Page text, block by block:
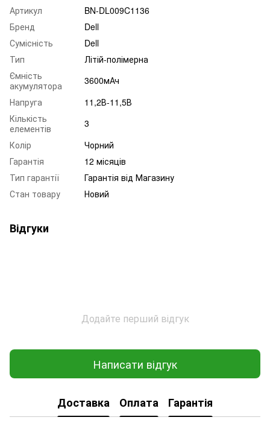
Артикул
BN-DL009C1136
Бренд
Dell
Сумісність
Dell
Тип
Літій-полімерна
Ємність
акумулятора
3600мАч
Напруга
11,2В-11,5В
Кількість
елементів
3
Колір
Чорний
Гарантія
12 місяців
Тип гарантії
Гарантія від Магазину
Стан товару
Новий
Відгуки
Додайте перший відгук
Написати відгук
Доставка Оплата Гарантія